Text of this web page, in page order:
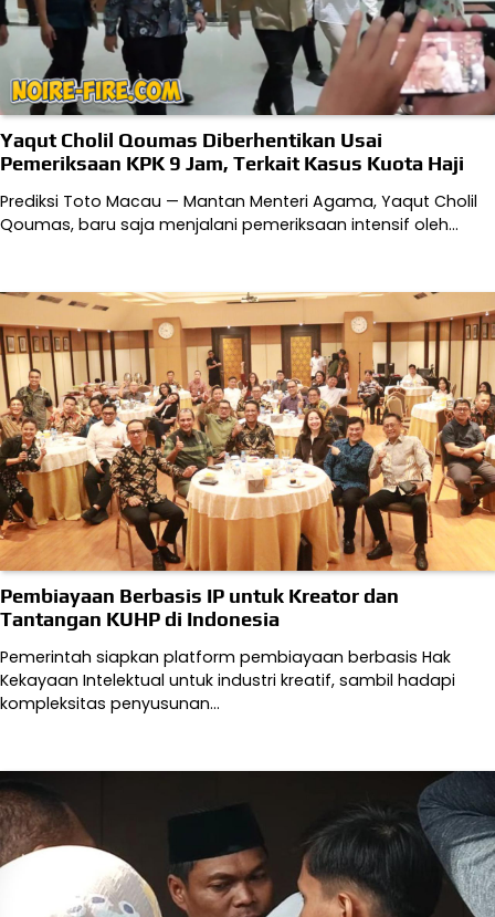
Yaqut Cholil Qoumas Diberhentikan Usai
Pemeriksaan KPK 9 Jam, Terkait Kasus Kuota Haji
Prediksi Toto Macau — Mantan Menteri Agama, Yaqut Cholil
Qoumas, baru saja menjalani pemeriksaan intensif oleh…
Pembiayaan Berbasis IP untuk Kreator dan
Tantangan KUHP di Indonesia
Pemerintah siapkan platform pembiayaan berbasis Hak
Kekayaan Intelektual untuk industri kreatif, sambil hadapi
kompleksitas penyusunan…